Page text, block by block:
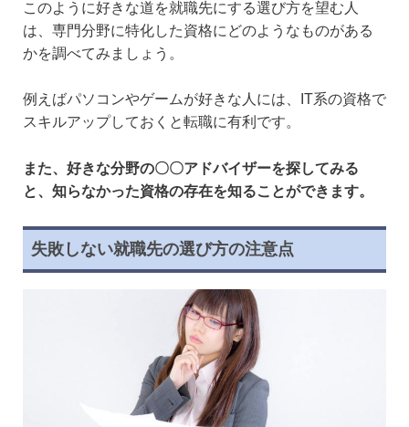
このように好きな道を就職先にする選び方を望む人
は、専門分野に特化した資格にどのようなものがある
かを調べてみましょう。
例えばパソコンやゲームが好きな人には、IT系の資格で
スキルアップしておくと転職に有利です。
また、好きな分野の〇〇アドバイザーを探してみる
と、知らなかった資格の存在を知ることができます。
失敗しない就職先の選び方の注意点